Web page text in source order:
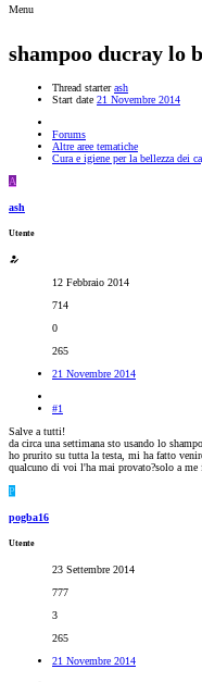
Menu
shampoo ducray lo
Thread starter ash
Start date 21 Novembre 2014
Forums
Altre aree tematiche
Cura e igiene per la bellezza dei
A
ash
Utente
12 Febbraio 2014
714
0
265
21 Novembre 2014
#1
Salve a tutti!
da circa una settimana sto usando lo
ho prurito su tutta la testa, mi ha fatto
qualcuno di voi l'ha mai provato?solo a
P
pogba16
Utente
23 Settembre 2014
777
3
265
21 Novembre 2014